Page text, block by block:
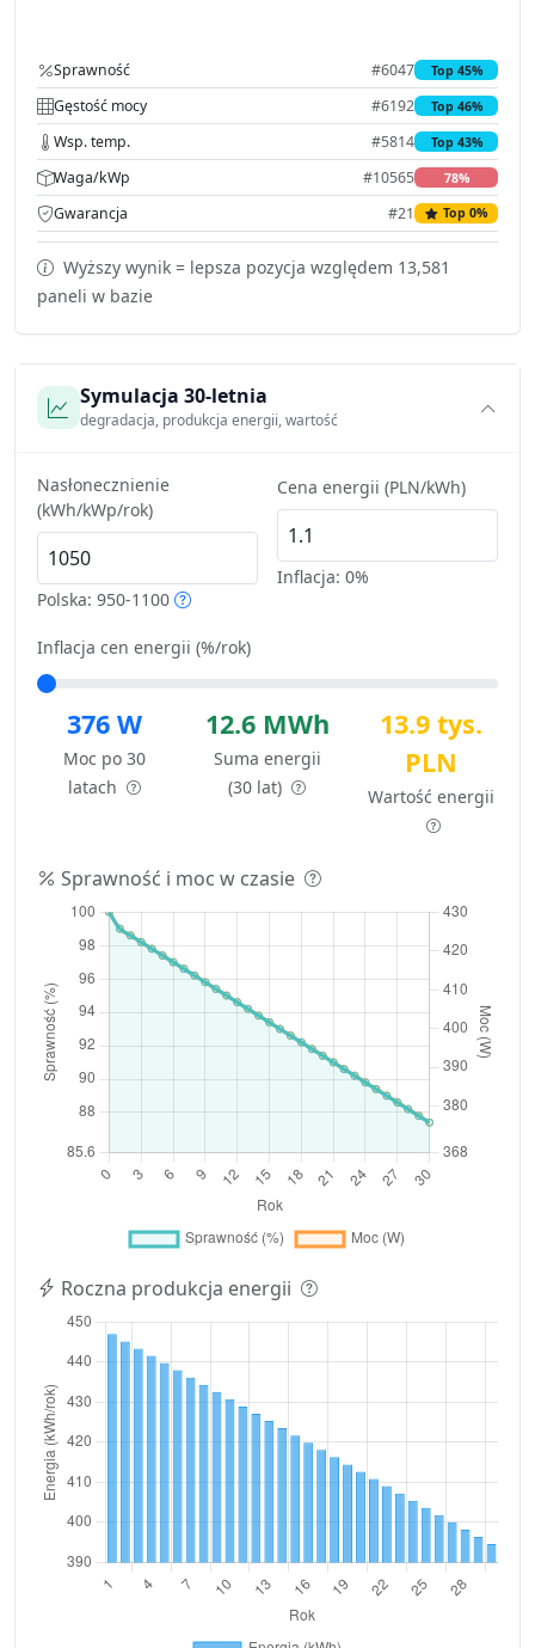
Sprawność #6047 Top 45%
Gęstość mocy #6192 Top 46%
Wsp. temp. #5814 Top 43%
Waga/kWp #10565 78%
Gwarancja #21 Top 0%
Wyższy wynik = lepsza pozycja względem 13,581
paneli w bazie
Symulacja 30-letnia
degradacja, produkcja energii, wartość
Nasłonecznienie
(kWh/kWp/rok)
Polska: 950-1100
Cena energii (PLN/kWh)
Inflacja: 0%
Inflacja cen energii (%/rok)
376 W
Moc po 30
latach
12.6 MWh
Suma energii
(30 lat)
13.9 tys.
PLN
Wartość energii
Sprawność i moc w czasie
Roczna produkcja energii